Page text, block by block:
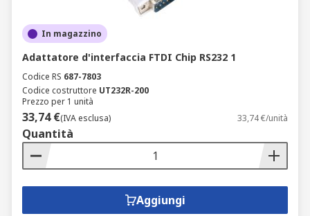
In magazzino
Adattatore d'interfaccia FTDI Chip RS232 1
Codice RS 687-7803
Codice costruttore UT232R-200
Prezzo per 1 unità
33,74 €(IVA esclusa) 33,74 €/unità
Quantità
Aggiungi